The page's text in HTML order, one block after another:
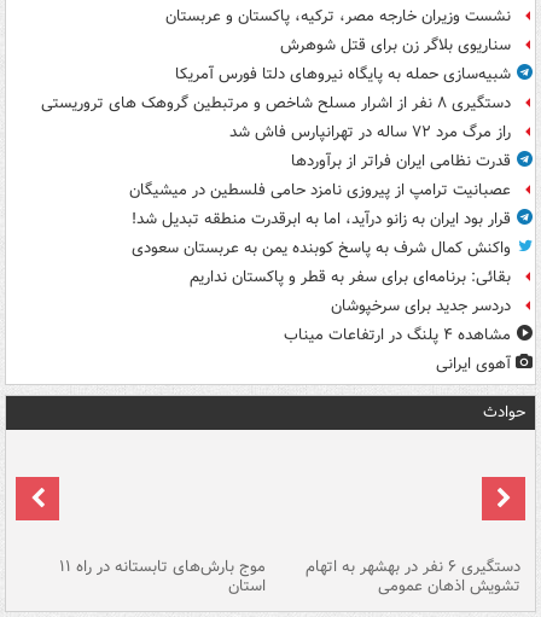
نشست وزیران خارجه مصر، ترکیه، پاکستان و عربستان
سناریوی بلاگر زن برای قتل شوهرش
شبیه‌سازی حمله به پایگاه نیروهای دلتا فورس آمریکا
دستگیری ۸ نفر از اشرار مسلح شاخص و مرتبطین گروهک های تروریستی
راز مرگ مرد ۷۲ ساله در تهرانپارس فاش شد
قدرت نظامی ایران فراتر از برآوردها
عصبانیت ترامپ از پیروزی نامزد حامی فلسطین در میشیگان
قرار بود ایران به زانو درآید، اما به ابرقدرت منطقه تبدیل شد!
واکنش کمال شرف به پاسخ کوبنده یمن به عربستان سعودی
بقائی: برنامه‌ای برای سفر به قطر و پاکستان نداریم
دردسر جدید برای سرخپوشان
مشاهده ۴ پلنگ در ارتفاعات میناب
آهوی ایرانی
حوادث
دستگیری ۶ نفر در بهشهر به اتهام
تشویش اذهان عمومی
موج بارش‌های تابستانه در راه ۱۱
استان